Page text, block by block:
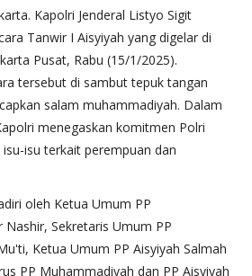
Kapolri Jenderal Listyo Sigit
Tanwir I Aisyiyah yang digelar di
Pusat, Rabu (15/1/2025).
tersebut di sambut tepuk tangan
salam muhammadiyah. Dalam
menegaskan komitmen Polri
isu terkait perempuan dan
oleh Ketua Umum PP
Sekretaris Umum PP
Ketua Umum PP Aisyiyah Salmah
PP Muhammadiyah dan PP Aisyiyah